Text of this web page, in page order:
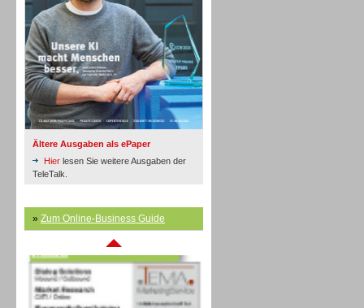
Ältere Ausgaben als ePaper
Hier lesen Sie weitere Ausgaben der
TeleTalk.
» Zum Online-Business Guide
Inbound